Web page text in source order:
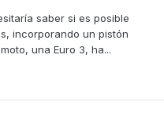
saber si es posible
incorporando un pistón
una Euro 3, ha...